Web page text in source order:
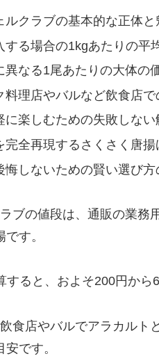
ルクラブの基本的な正体
する場合の1kgあたりの平
異なる1尾あたりの大体の
料理店やバルなど飲食店
に楽しむための失敗しな
完全再現するさくさく唐
悔しないための賢い選び方
ブの値段は、通販の業務
す。
すると、およそ200円から
食店やバルでアラカルト
です。